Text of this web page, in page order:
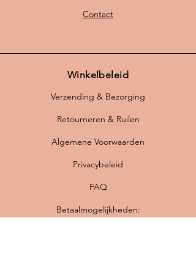
Contact
Winkelbeleid
Verzending & Bezorging
Retourneren & Ruilen
Algemene Voorwaarden
Privacybeleid
FAQ
Betaalmogelijkheden: